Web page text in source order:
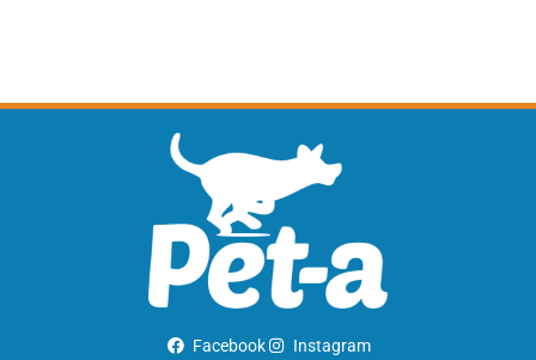
Facebook Instagram